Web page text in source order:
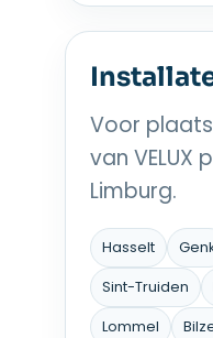
Voor
van VELUX
Limburg.
Hasselt
Sint-Truiden
Lommel